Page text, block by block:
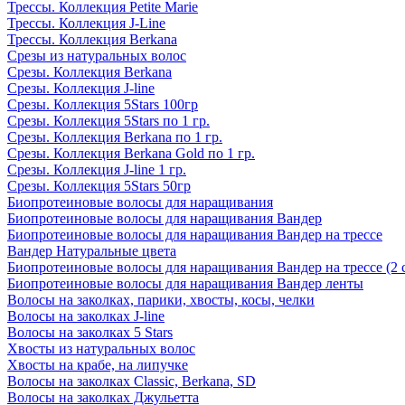
Трессы. Коллекция Petite Marie
Трессы. Коллекция J-Line
Трессы. Коллекция Berkana
Срезы из натуральных волос
Срезы. Коллекция Berkana
Срезы. Коллекция J-line
Срезы. Коллекция 5Stars 100гр
Срезы. Коллекция 5Stars по 1 гр.
Срезы. Коллекция Berkana по 1 гр.
Срезы. Коллекция Berkana Gold по 1 гр.
Срезы. Коллекция J-line 1 гр.
Срезы. Коллекция 5Stars 50гр
Биопротеиновые волосы для наращивания
Биопротеиновые волосы для наращивания Вандер
Биопротеиновые волосы для наращивания Вандер на трессе
Вандер Натуральные цвета
Биопротеиновые волосы для наращивания Вандер на трессе (2
Биопротеиновые волосы для наращивания Вандер ленты
Волосы на заколках, парики, хвосты, косы, челки
Волосы на заколках J-line
Волосы на заколках 5 Stars
Хвосты из натуральных волос
Хвосты на крабе, на липучке
Волосы на заколках Classic, Berkana, SD
Волосы на заколках Джульетта